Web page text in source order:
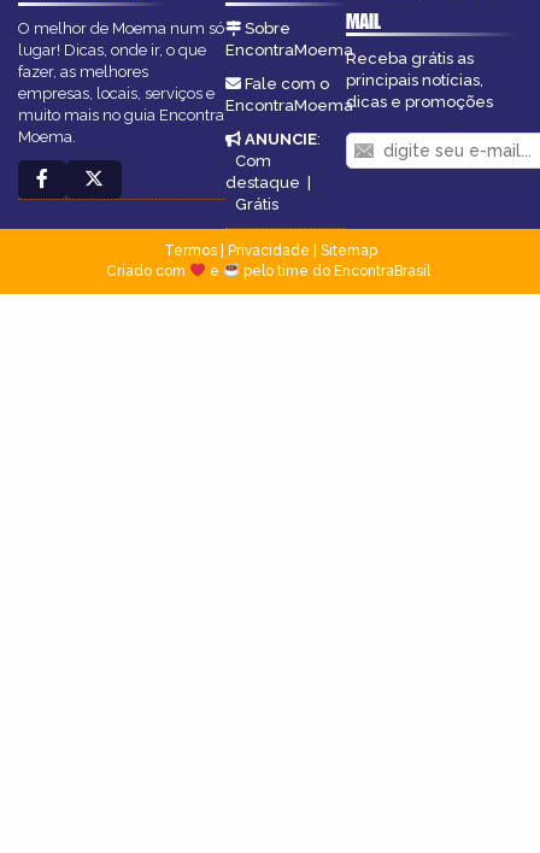
O melhor de Moema num só
lugar! Dicas, onde ir, o que
fazer, as melhores
empresas, locais, serviços e
muito mais no guia Encontra
Moema.
Sobre
EncontraMoema
Fale com o
EncontraMoema
ANUNCIE:
Com
destaque |
Grátis
MAIL
Receba grátis as
principais notícias,
dicas e promoções
Termos| Privacidade
Sitemap
Criado com
e pelo time do EncontraBrasil